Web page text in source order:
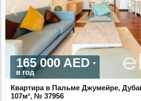
165 000 AED
в год
Квартира в Пальме Джумейре,
107м², № 37956